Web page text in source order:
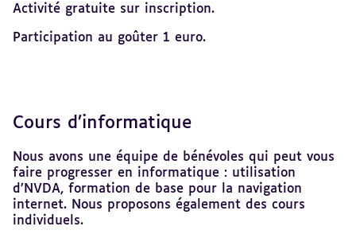
Activité gratuite sur inscription.
Participation au goûter 1 euro.
Cours d’informatique
Nous avons une équipe de bénévoles qui peut vous
faire progresser en informatique : utilisation
d’NVDA, formation de base pour la navigation
internet. Nous proposons également des cours
individuels.